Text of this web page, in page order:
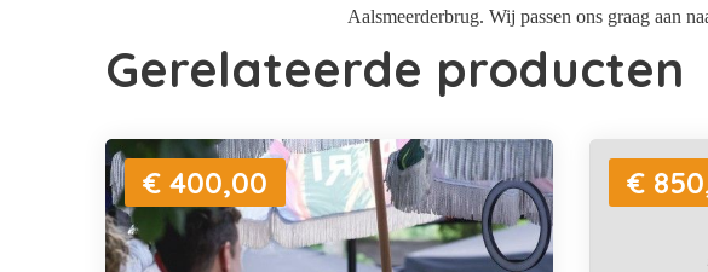
Aalsmeerderbrug. Wij passen ons graag aan
Gerelateerde producten
€ 400,00 €